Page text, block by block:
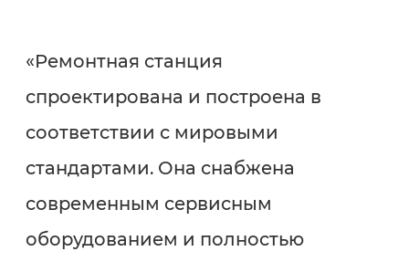
«Ремонтная станция
спроектирована и построена в
соответствии с мировыми
стандартами. Она снабжена
современным сервисным
оборудованием и полностью